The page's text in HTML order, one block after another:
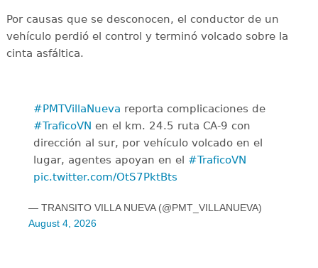
Por causas que se desconocen, el conductor de un
vehículo perdió el control y terminó volcado sobre la
cinta asfáltica.
#PMTVillaNueva reporta complicaciones de
#TraficoVN en el km. 24.5 ruta CA-9 con
dirección al sur, por vehículo volcado en el
lugar, agentes apoyan en el #TraficoVN
pic.twitter.com/OtS7PktBts
— TRANSITO VILLA NUEVA (@PMT_VILLANUEVA)
August 4, 2026